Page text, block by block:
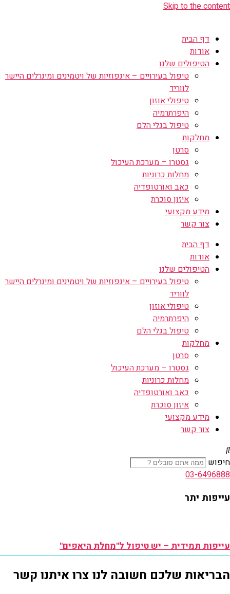
Skip to the content
דף הבית
אודות
הטיפולים שלנו
טיפול בעירויים – אינפוזיות של ויטמינים ומינרלים היישר
לווריד
טיפולי אוזון
היפרתרמיה
טיפול בגלי הלם
מחלקות
סרטן
גסטרו – מערכת העיכול
מחלות כרוניות
כאב ואורטופדיה
איזון סוכרת
מידע מקצועי
צור קשר
דף הבית
אודות
הטיפולים שלנו
טיפול בעירויים – אינפוזיות של ויטמינים ומינרלים היישר
לווריד
טיפולי אוזון
היפרתרמיה
טיפול בגלי הלם
מחלקות
סרטן
גסטרו – מערכת העיכול
מחלות כרוניות
כאב ואורטופדיה
איזון סוכרת
מידע מקצועי
צור קשר
חיפוש
03-6496888
עייפות יתר
עייפות תמידית – יש טיפול ל"מחלת היאפים"
הבריאות שלכם חשובה לנו צרו איתנו קשר